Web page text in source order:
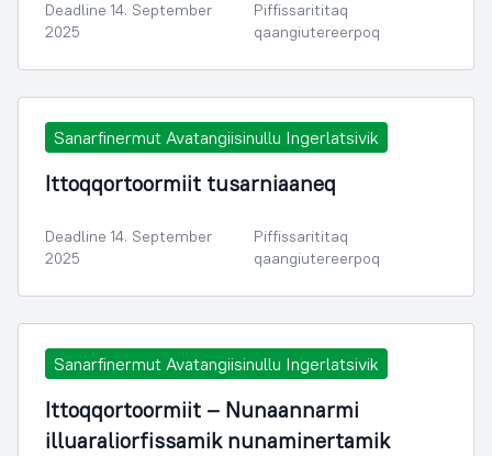
Deadline 14. September
2025
Piffissarititaq
qaangiutereerpoq
Sanarfinermut Avatangiisinullu Ingerlatsivik
Ittoqqortoormiit tusarniaaneq
Deadline 14. September
2025
Piffissarititaq
qaangiutereerpoq
Sanarfinermut Avatangiisinullu Ingerlatsivik
Ittoqqortoormiit – Nunaannarmi
illuaraliorfissamik nunaminertamik